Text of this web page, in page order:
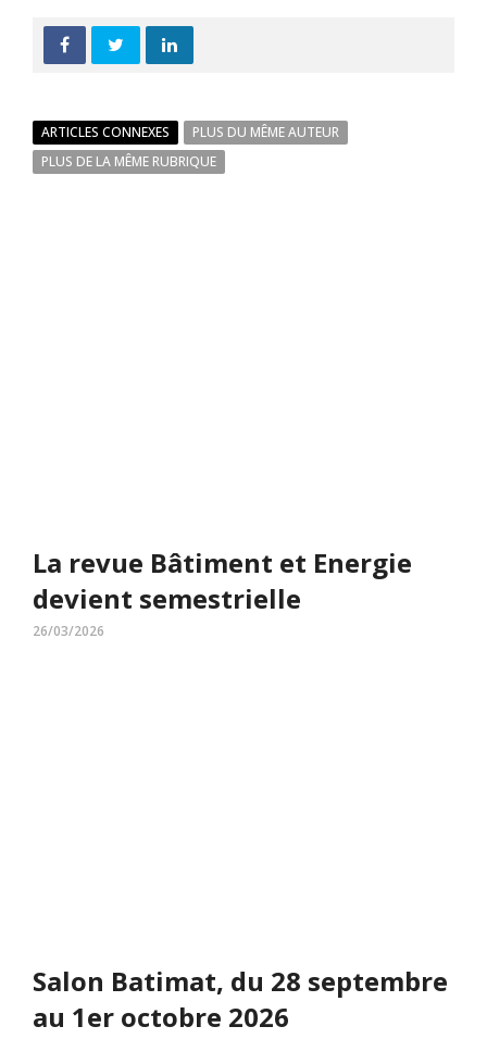
ARTICLES CONNEXES
PLUS DU MÊME AUTEUR
PLUS DE LA MÊME RUBRIQUE
La revue Bâtiment et Energie
devient semestrielle
26/03/2026
Salon Batimat, du 28 septembre
au 1er octobre 2026